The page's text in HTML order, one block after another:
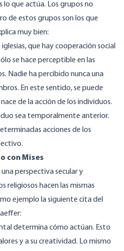
lo que actúa. Los grupos no
de estos grupos son los que
muy bien:
que hay cooperación social
se hace perceptible en las
Nadie ha percibido nunca una
En este sentido, se puede
de la acción de los individuos.
sea temporalmente anterior.
acciones de los
con Mises
perspectiva secular y
religiosos hacen las mismas
ejemplo la siguiente cita del
:
determina cómo actúan. Esto
y a su creatividad. Lo mismo